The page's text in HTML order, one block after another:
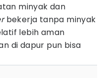
minyak dan
bekerja tanpa minyak
lebih aman
di dapur pun bisa